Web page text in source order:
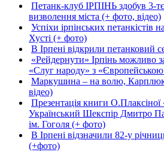
Петанк-клуб ІРПІНЬ здобув 3-
визволення міста (+ фото, відео)
Успіхи ірпінських петанкістів
Хусті (+ фото)
В Ірпені відкрили петанковий
«Рейдернути» Ірпінь можливо
«Слуг народу» з «Європейською
Маркушина – на волю,
відео)
Презентація книги
Український Шекспір Дмитро
ім. Гоголя (+ фото)
В Ірпені відзначили 82-у
(+фото)